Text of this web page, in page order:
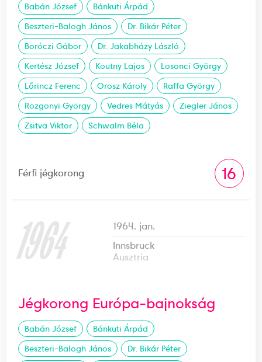
Babán József
Bánkuti Árpád
Beszteri-Balogh János
Dr. Bikár Péter
Boróczi Gábor
Dr. Jakabházy László
Kertész József
Koutny Lajos
Losonci György
Lőrincz Ferenc
Orosz Károly
Raffa György
Rozgonyi György
Vedres Mátyás
Ziegler János
Zsitva Viktor
Schwalm Béla
Férfi jégkorong 16
1964
1964. jan.
Innsbruck
Ausztria
Jégkorong Európa-bajnokság
Babán József
Bánkuti Árpád
Beszteri-Balogh János
Dr. Bikár Péter